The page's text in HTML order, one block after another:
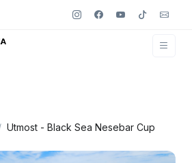
Utmost - Black Sea Nesebar Cup